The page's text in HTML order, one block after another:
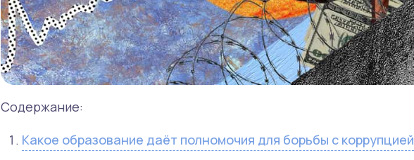
Содержание:
Какое образование даёт полномочия для борьбы с коррупцией